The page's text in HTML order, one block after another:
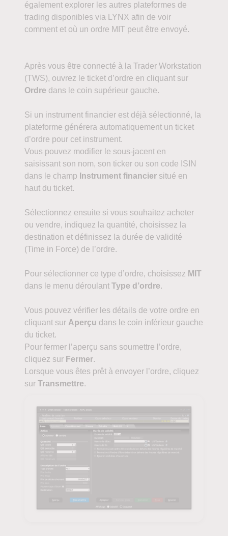
également explorer les autres plateformes de
trading disponibles via LYNX afin de voir
comment et où un ordre MIT peut être envoyé.
Après vous être connecté à la Trader Workstation
(TWS), ouvrez le ticket d’ordre en cliquant sur
Ordre dans le coin supérieur gauche.
Si un instrument financier est déjà sélectionné, la
plateforme générera automatiquement un ticket
d’ordre pour cet instrument.
Vous pouvez modifier le sous-jacent en
saisissant son nom, son ticker ou son code ISIN
dans le champ Instrument financier situé en
haut du ticket.
Sélectionnez ensuite si vous souhaitez acheter
ou vendre, indiquez la quantité, choisissez la
destination et définissez la durée de validité
(Time in Force) de l’ordre.
Pour sélectionner ce type d’ordre, choisissez MIT
dans le menu déroulant Type d’ordre.
Vous pouvez vérifier les détails de votre ordre en
cliquant sur Aperçu dans le coin inférieur gauche
du ticket.
Pour fermer l’aperçu sans soumettre l’ordre,
cliquez sur Fermer.
Lorsque vous êtes prêt à envoyer l’ordre, cliquez
sur Transmettre.